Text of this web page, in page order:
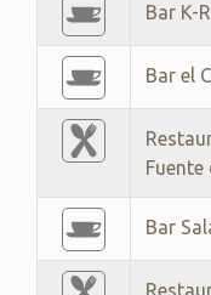
Bar K-
Bar el
Fuente
Bar